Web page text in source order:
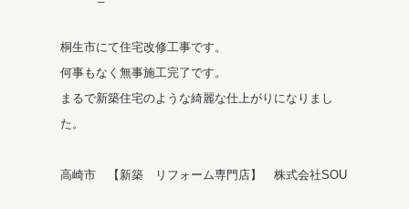
桐生市にて住宅改修工事です。
何事もなく無事施工完了です。
まるで新築住宅のような綺麗な仕上がりになりまし
た。
高崎市 【新築 リフォーム専門店】 株式会社SOU